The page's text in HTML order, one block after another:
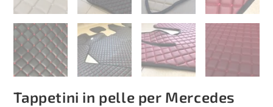
Tappetini in pelle per Mercedes